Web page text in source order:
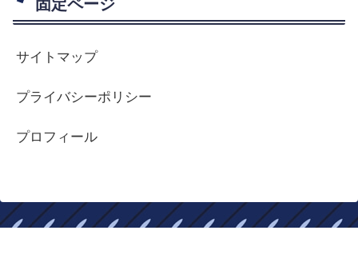
固定ページ
サイトマップ
プライバシーポリシー
プロフィール